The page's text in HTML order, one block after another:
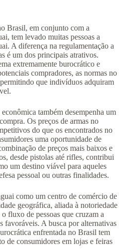
Brasil, em conjunto com a
tem levado muitas pessoas a
A diferença na regulamentação a
é um dos principais atrativos.
extremamente burocrático e
compradores, as normas no
que indivíduos adquiram
também desempenha um
Os preços de armas no
do que os encontrados no
uma oportunidade de
de preços mais baixos e
desde pistolas até rifles, contribui
um destino viável para aqueles
pessoal ou outras finalidades.
como um centro de comércio de
geográfica, aliada à notoriedade
fluxo de pessoas que cruzam a
favoráveis. A busca por alternativas
enfrentada no Brasil tem
de consumidores em lojas e feiras